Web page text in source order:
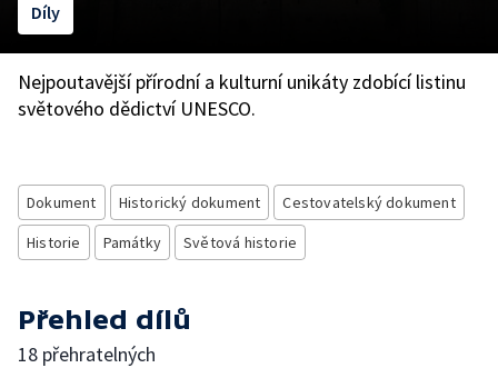
Díly
Nejpoutavější přírodní a kulturní unikáty zdobící listinu
světového dědictví UNESCO.
Dokument Historický dokument
Cestovatelský dokument
Historie
Památky Světová historie
Přehled dílů
18 přehratelných